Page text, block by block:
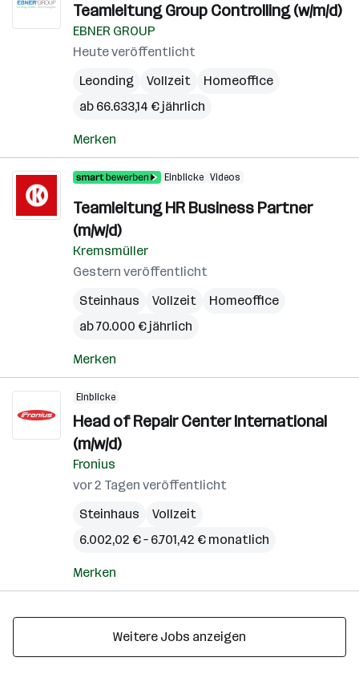
Teamleitung Group Controlling (w/m/d)
EBNER GROUP
Heute veröffentlicht
Leonding
Vollzeit
Homeoffice
ab 66.633,14 € jährlich
Merken
Einblicke Videos
Teamleitung HR Business Partner
(m/w/d)
Kremsmüller
Gestern veröffentlicht
Steinhaus
Vollzeit
Homeoffice
ab 70.000 € jährlich
Merken
Einblicke
Head of Repair Center International
(m/w/d)
Fronius
vor 2 Tagen veröffentlicht
Steinhaus
Vollzeit
6.002,02 € – 6.701,42 € monatlich
Merken
Weitere Jobs anzeigen